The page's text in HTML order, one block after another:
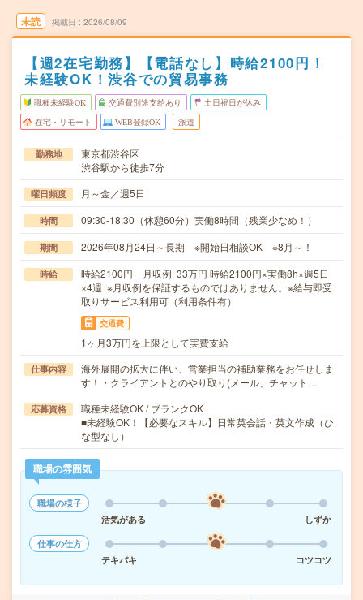
未読 掲載日 2026/08/09
【週2在宅勤務】【電話なし】時給2100円！
未経験OK！渋谷での貿易事務
職種未経験OK 交通費別途支給あり 土日祝日が休み
在宅・リモート WEB登録OK 派遣
勤務地
東京都渋谷区
渋谷駅から徒歩7分
曜日頻度 月～金／週5日
時間 09:30-18:30（休憩60分）実働8時間（残業少なめ！）
期間 2026年08月24日～長期 ※開始日相談OK ※8月～！
時給
時給2100円 月収例 33万円 時給2100円×実働8h×週5日
×4週 ※月収例を保証するものではありません。※給与即受
取りサービス利用可（利用条件有）
交通費
1ヶ月3万円を上限として実費支給
仕事内容
海外展開の拡大に伴い、営業担当の補助業務をお任せしま
す！・クライアントとのやり取り(メール、チャット…
応募資格
職種未経験OK / ブランクOK
■未経験OK！【必要なスキル】日常英会話・英文作成（ひ
な型なし）
職場の雰囲気
職場の様子
活気がある
しずか
仕事の仕方
テキパキ
コツコツ